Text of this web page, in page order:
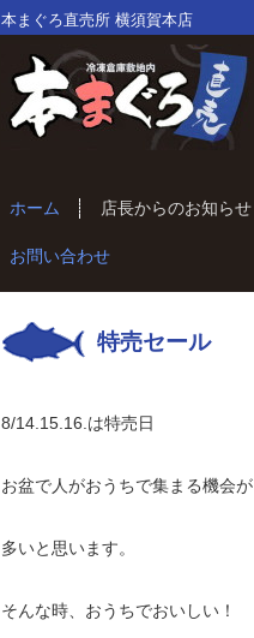
本まぐろ直売所 横須賀本店
ホーム 店長からのお知らせ
お問い合わせ
特売セール
8/14.15.16.は特売日
お盆で人がおうちで集まる機会が
多いと思います。
そんな時、おうちでおいしい！